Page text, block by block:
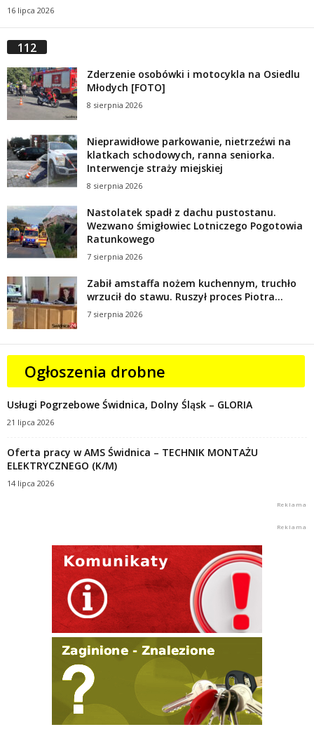
16 lipca 2026
112
Zderzenie osobówki i motocykla na Osiedlu
Młodych [FOTO]
8 sierpnia 2026
Nieprawidłowe parkowanie, nietrzeźwi na
klatkach schodowych, ranna seniorka.
Interwencje straży miejskiej
8 sierpnia 2026
Nastolatek spadł z dachu pustostanu.
Wezwano śmigłowiec Lotniczego Pogotowia
Ratunkowego
7 sierpnia 2026
Zabił amstaffa nożem kuchennym, truchło
wrzucił do stawu. Ruszył proces Piotra...
7 sierpnia 2026
Ogłoszenia drobne
Usługi Pogrzebowe Świdnica, Dolny Śląsk – GLORIA
21 lipca 2026
Oferta pracy w AMS Świdnica – TECHNIK MONTAŻU
ELEKTRYCZNEGO (K/M)
14 lipca 2026